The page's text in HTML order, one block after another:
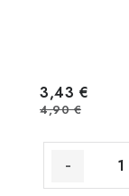
3,43 €
4,90 €